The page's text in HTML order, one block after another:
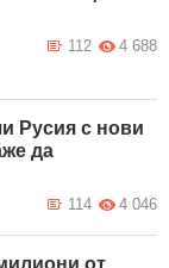
4 688
112
Русия с нови
да
4 046
114
от